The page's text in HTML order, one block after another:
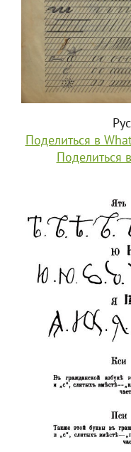
Поделиться в
Поделиться